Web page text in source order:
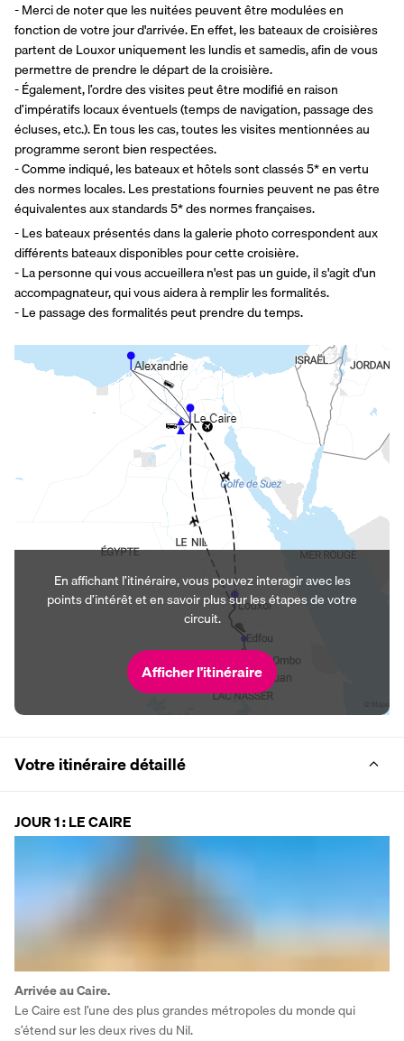
- Merci de noter que les nuitées peuvent être modulées en
fonction de votre jour d'arrivée. En effet, les bateaux de croisières
partent de Louxor uniquement les lundis et samedis, afin de vous
permettre de prendre le départ de la croisière.
- Également, l’ordre des visites peut être modifié en raison
d’impératifs locaux éventuels (temps de navigation, passage des
écluses, etc.). En tous les cas, toutes les visites mentionnées au
programme seront bien respectées.
- Comme indiqué, les bateaux et hôtels sont classés 5* en vertu
des normes locales. Les prestations fournies peuvent ne pas être
équivalentes aux standards 5* des normes françaises.
- Les bateaux présentés dans la galerie photo correspondent aux
différents bateaux disponibles pour cette croisière.
- La personne qui vous accueillera n'est pas un guide, il s'agit d'un
accompagnateur, qui vous aidera à remplir les formalités.
- Le passage des formalités peut prendre du temps.
En affichant l’itinéraire, vous pouvez interagir avec les
points d’intérêt et en savoir plus sur les étapes de votre
circuit.
Afficher l’itinéraire
Votre itinéraire détaillé
JOUR 1 : LE CAIRE
Arrivée au Caire.
Le Caire est l’une des plus grandes métropoles du monde qui
s’étend sur les deux rives du Nil.